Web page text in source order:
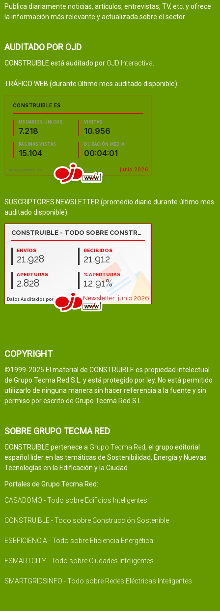
Publica diariamente noticias, artículos, entrevistas, TV, etc. y ofrece
la información más relevante y actualizada sobre el sector.
AUDITADO POR OJD
CONSTRUIBLE está auditado por OJD Interactiva.
TRÁFICO WEB (durante último mes auditado disponible):
SUSCRIPTORES NEWSLETTER (promedio diario durante último mes
auditado disponible):
COPYRIGHT
©1999-2025 El material de CONSTRUIBLE es propiedad intelectual
de Grupo Tecma Red S.L. y está protegido por ley. No está permitido
utilizarlo de ninguna manera sin hacer referencia a la fuente y sin
permiso por escrito de Grupo Tecma Red S.L.
SOBRE GRUPO TECMA RED
CONSTRUIBLE pertenece a Grupo Tecma Red, el grupo editorial
español líder en las temáticas de Sostenibilidad, Energía y Nuevas
Tecnologías en la Edificación y la Ciudad.
Portales de Grupo Tecma Red:
CASADOMO - Todo sobre Edificios Inteligentes
CONSTRUIBLE - Todo sobre Construcción Sostenible
ESEFICIENCIA - Todo sobre Eficiencia Energética
ESMARTCITY - Todo sobre Ciudades Inteligentes
SMARTGRIDSINFO - Todo sobre Redes Eléctricas Inteligentes